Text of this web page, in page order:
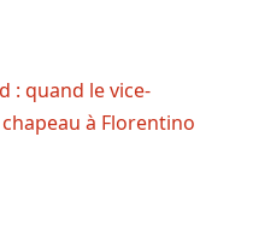
: quand le vice-
à Florentino